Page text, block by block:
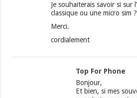
Je souhaiterais savoir si sur
classique ou une micro sim ?
Merci.
cordialement
Top For Phone
Bonjour,
Et bien, si mes